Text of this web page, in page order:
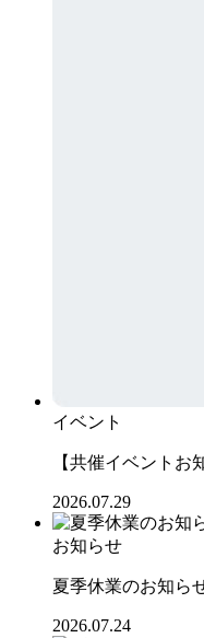
イベント
【共催イベントお
2026.07.29
お知らせ
夏季休業のお知ら
2026.07.24